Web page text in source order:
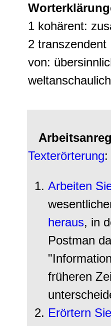
1 kohärent:
2
von:
weltanschaulich
Texterörterung:
Arbeiten
heraus, in
Postman
früheren
Erörtern Sie